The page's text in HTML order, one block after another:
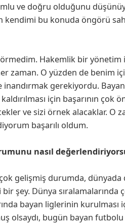
ve doğru olduğunu
kendimi bu konuda öngörü
Hakemlik bir yönetim
zaman. O yüzden de benim
gerekiyordu.
için başarının
ve sizi örnek alacaklar. O
başarılı oldum.
nasıl
gelişmiş durumda, dünyada
şey. Dünya sıralamalarında
bayan liglerinin kurulması
olsaydı, bugün bayan